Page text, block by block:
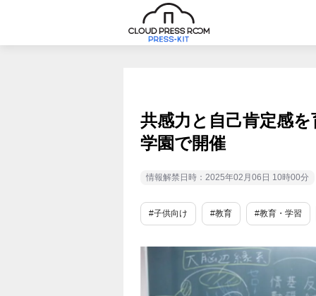
共感力と自己肯定感
学園で開催
情報解禁日時：2025年02月06日 10時00分
#子供向け #教育 #教育・学習